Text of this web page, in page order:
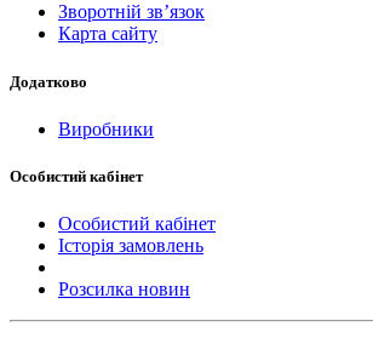
Зворотній зв’язок
Карта сайту
Додатково
Виробники
Особистий кабінет
Особистий кабінет
Історія замовлень
Розсилка новин